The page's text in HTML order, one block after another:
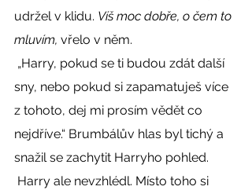
udržel v klidu. Víš moc dobře, o čem to
mluvím, vřelo v něm.
sny, nebo pokud si zapamatuješ více
z tohoto, dej mi prosím vědět co
nejdříve.“ Brumbálův hlas byl tichý a
snažil se zachytit Harryho pohled.